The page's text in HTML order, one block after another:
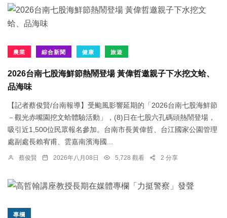
農業 綜合新聞 健康 旅遊
2026台南七股海鮮節熱鬧登場 黃偉哲邀親子下水挖文蛤、
品海味
【記者蔡俊賢/台南報導】受颱風影響延期的「2026台南七股海鮮節
－觀光赤嘴園挖文蛤體驗活動」，(8)日在七股六孔碼頭熱鬧登場，
吸引近1,500位民眾報名參加。台南市長黃偉哲、台江國家公園管理
處副處長賴宥甫、雲嘉南濱海國...
蔡俊賢 2026年八月08日 5,728 觀看 2 分享
專欄